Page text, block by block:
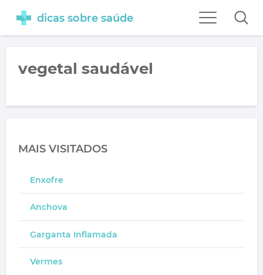
dicas sobre saúde
vegetal saudável
MAIS VISITADOS
Enxofre
Anchova
Garganta Inflamada
Vermes